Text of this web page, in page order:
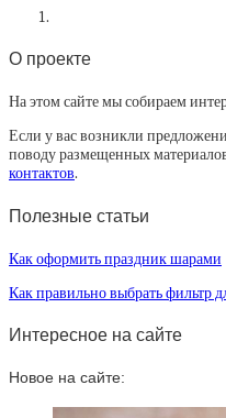
О проекте
На этом сайте мы собираем
Если у вас возникли
поводу размещенных
контактов.
Полезные статьи
Как оформить праздник шарами
Как правильно выбрать фильтр
Интересное на сайте
Новое на сайте: